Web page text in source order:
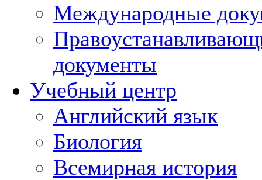
Международные
документы
Учебный центр
Английский язык
Биология
Всемирная история